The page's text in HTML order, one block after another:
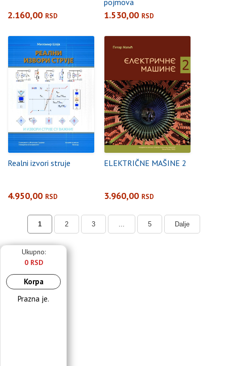
2.160,00 RSD 1.530,00 RSD
Realni izvori struje
4.950,00 RSD
ELEKTRIČNE MAŠINE 2
3.960,00 RSD
1 2 3 5 Dalje
Ukupno:
0 RSD
Korpa
Prazna je.